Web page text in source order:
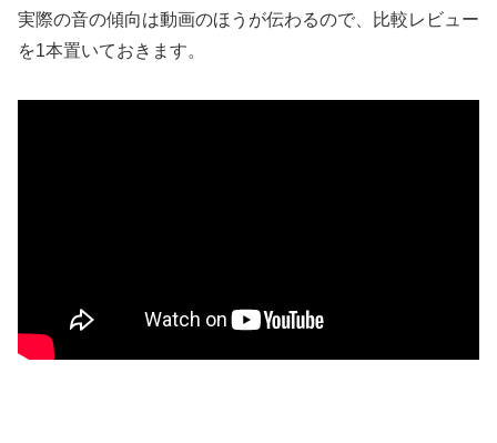
実際の音の傾向は動画のほうが伝わるので、比較レビュー
を1本置いておきます。